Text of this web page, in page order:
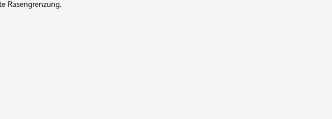
Rasengrenzung.